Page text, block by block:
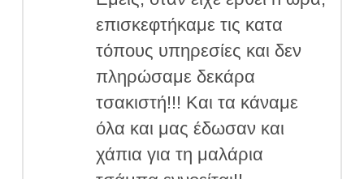
επισκεφτήκαμε τις κατα
τόπους υπηρεσίες και δεν
πληρώσαμε δεκάρα
τσακιστή!!! Και τα κάναμε
όλα και μας έδωσαν και
χάπια για τη μαλάρια